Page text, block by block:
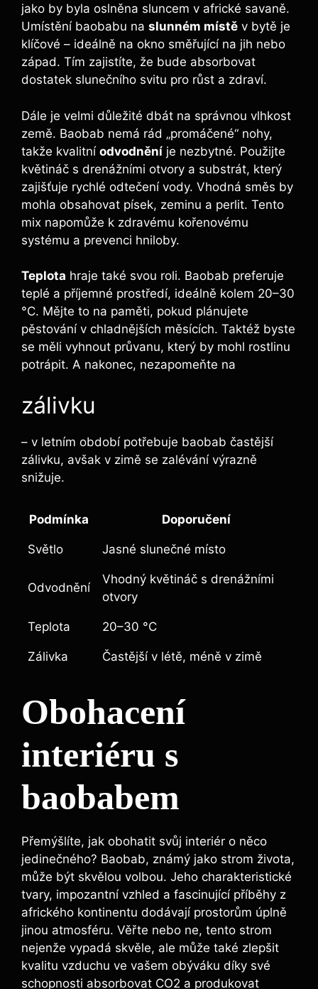
jako by byla oslněna sluncem v africké savaně.
Umístění baobabu na slunném místě v bytě je
klíčové – ideálně na okno směřující na jih nebo
západ. Tím zajistíte, že bude absorbovat
dostatek slunečního svitu pro růst a zdraví.
Dále je velmi důležité dbát na správnou vlhkost
země. Baobab nemá rád „promáčené“ nohy,
takže kvalitní odvodnění je nezbytné. Použijte
květináč s drenážními otvory a substrát, který
zajišťuje rychlé odtečení vody. Vhodná směs by
mohla obsahovat písek, zeminu a perlit. Tento
mix napomůže k zdravému kořenovému
systému a prevenci hniloby.
Teplota hraje také svou roli. Baobab preferuje
teplé a příjemné prostředí, ideálně kolem 20–30
°C. Mějte to na paměti, pokud plánujete
pěstování v chladnějších měsících. Taktéž byste
se měli vyhnout průvanu, který by mohl rostlinu
potrápit. A nakonec, nezapomeňte na
zálivku
– v letním období potřebuje baobab častější
zálivku, avšak v zimě se zalévání výrazně
snižuje.
Podmínka Doporučení
Světlo Jasné slunečné místo
Odvodnění
Vhodný květináč s drenážními
otvory
Teplota 20–30 °C
Zálivka Častější v létě, méně v zimě
Obohacení
interiéru s
baobabem
Přemýšlíte, jak obohatit svůj interiér o něco
jedinečného? Baobab, známý jako strom života,
může být skvělou volbou. Jeho charakteristické
tvary, impozantní vzhled a fascinující příběhy z
afrického kontinentu dodávají prostorům úplně
jinou atmosféru. Věřte nebo ne, tento strom
nejenže vypadá skvěle, ale může také zlepšit
kvalitu vzduchu ve vašem obýváku díky své
schopnosti absorbovat CO2 a produkovat